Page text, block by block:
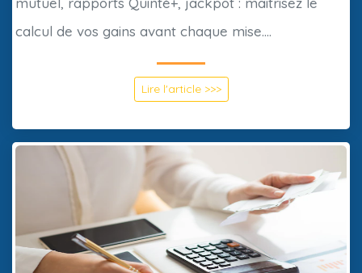
calcul de vos gains avant chaque mise....
Lire l'article >>>